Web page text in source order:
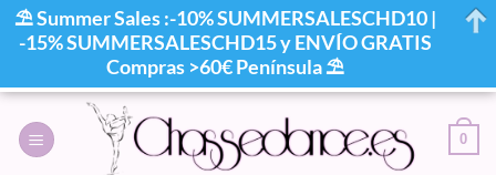
contenido
0
⛱ Summer Sales :-10% SUMMERSALESCHD10 |
-15% SUMMERSALESCHD15 y ENVÍO GRATIS
Compras >60€ Península ⛱